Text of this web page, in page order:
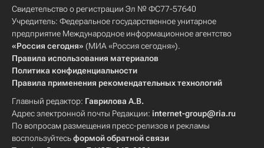
Свидетельство о регистрации Эл № ФС77-57640
Учредитель: Федеральное государственное унитарное
предприятие Международное информационное агентство
«Россия сегодня» (МИА «Россия сегодня»).
Правила использования материалов
Политика конфиденциальности
Правила применения рекомендательных технологий
Главный редактор: Гаврилова А.В.
Адрес электронной почты Редакции: internet-group@ria.ru
По вопросам размещения пресс-релизов и рекламы
воспользуйтесьформой обратной связи